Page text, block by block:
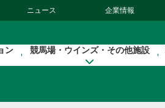
ニュース 企業情報
ン 競馬場・ウインズ・その他施設